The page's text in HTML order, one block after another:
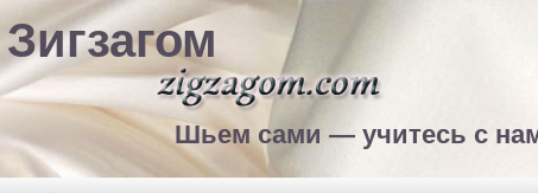
Зигзагом
Шьем сами — учитесь с